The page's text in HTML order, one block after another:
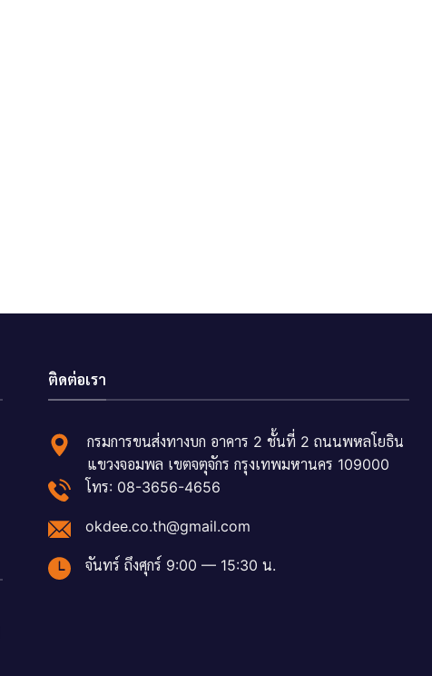
ติดต่อเรา
กรมการขนส่งทางบก อาคาร 2 ชั้นที่ 2 ถนนพหลโยธิน
แขวงจอมพล เขตจตุจักร กรุงเทพมหานคร 109000
โทร: 08-3656-4656
okdee.co.th@gmail.com
จันทร์ ถึงศุกร์ 9:00 — 15:30 น.